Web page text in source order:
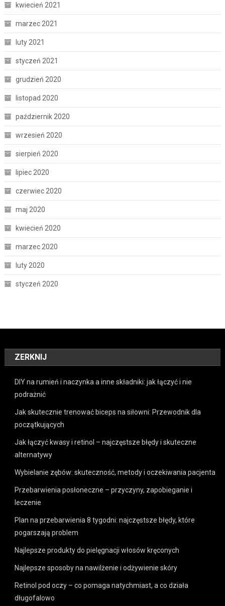
kwiecień 2021
marzec 2021
luty 2021
styczeń 2021
grudzień 2020
listopad 2020
październik 2020
wrzesień 2020
sierpień 2020
lipiec 2020
czerwiec 2020
maj 2020
kwiecień 2020
marzec 2020
luty 2020
styczeń 2020
ZERKNIJ
DIY na rumień i naczynka a inne składniki: jak łączyć i nie
podrażnić
Jak skutecznie trenować biceps na siłowni: Przewodnik dla
początkujących
Jak łączyć kwasy i retinol – najczęstsze błędy i skuteczne
alternatywy
Wybielanie zębów: skuteczność, metody i oczekiwania pacjenta
Przebarwienia posłoneczne – przyczyny, zapobieganie i
leczenie
Plan na przebarwienia 8 tygodni: najczęstsze błędy, które
pogarszają problem
Najlepsze produkty do pielęgnacji włosów kręconych
Najlepsze sposoby na nawilżenie i odżywienie skóry
Retinol pod oczy – co pomaga natychmiast, a co działa
długofalowo